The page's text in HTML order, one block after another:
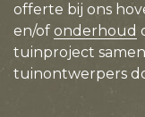
offerte bij ons
en/of onderhoud
tuinproject
tuinontwerpers